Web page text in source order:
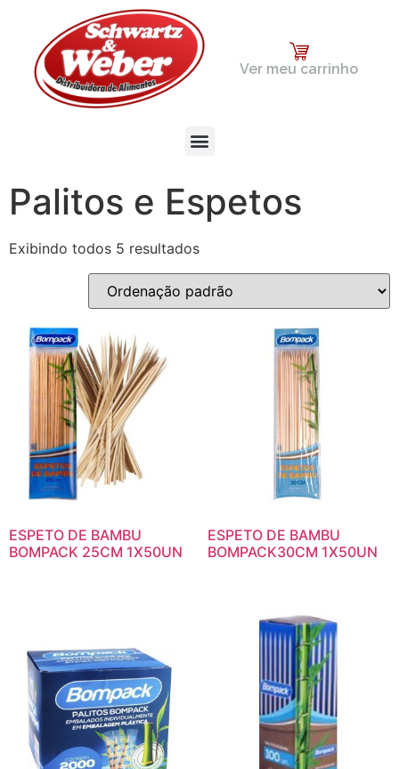
Ver meu carrinho
Palitos e Espetos
Exibindo todos 5 resultados
ESPETO DE BAMBU
BOMPACK 25CM 1X50UN
ESPETO DE BAMBU
BOMPACK30CM 1X50UN